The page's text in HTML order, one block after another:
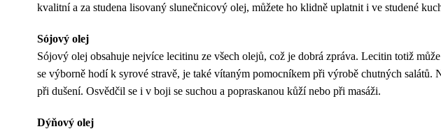
kvalitní a za studena lisovaný slunečnicový olej, můžete ho klidně uplatnit i ve studené
Sójový olej
Sójový olej obsahuje nejvíce lecitinu ze všech olejů, což je dobrá zpráva. Lecitin totiž
se výborně hodí k syrové stravě, je také vítaným pomocníkem při výrobě chutných
při dušení. Osvědčil se i v boji se suchou a popraskanou kůží nebo při masáži.
Dýňový olej